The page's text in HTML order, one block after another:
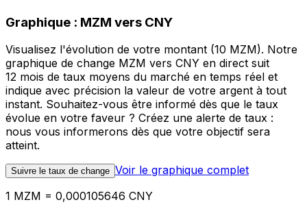
Graphique : MZM vers CNY
Visualisez l'évolution de votre montant (10 MZM). Notre
graphique de change MZM vers CNY en direct suit
12 mois de taux moyens du marché en temps réel et
indique avec précision la valeur de votre argent à tout
instant. Souhaitez-vous être informé dès que le taux
évolue en votre faveur ? Créez une alerte de taux :
nous vous informerons dès que votre objectif sera
atteint.
Suivre le taux de change Voir le graphique complet
1 MZM = 0,000105646 CNY